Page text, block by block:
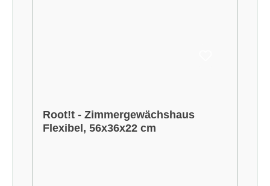
Root!t - Zimmergewächshaus
Flexibel, 56x36x22 cm